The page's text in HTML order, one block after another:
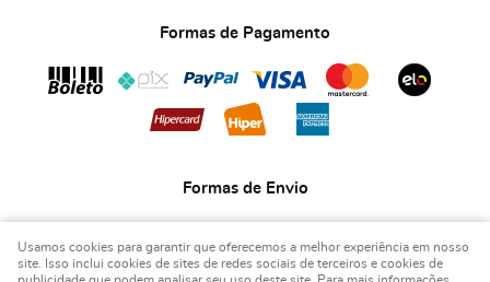
Formas de Pagamento
Formas de Envio
Usamos cookies para garantir que oferecemos a melhor experiência em nosso
site. Isso inclui cookies de sites de redes sociais de terceiros e cookies de